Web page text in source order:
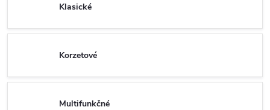
Klasické
Korzetové
Multifunkčné